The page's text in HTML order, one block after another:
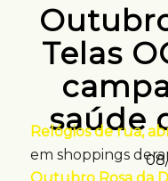
Telas
saúde
Relógios de rua,
em shoppings